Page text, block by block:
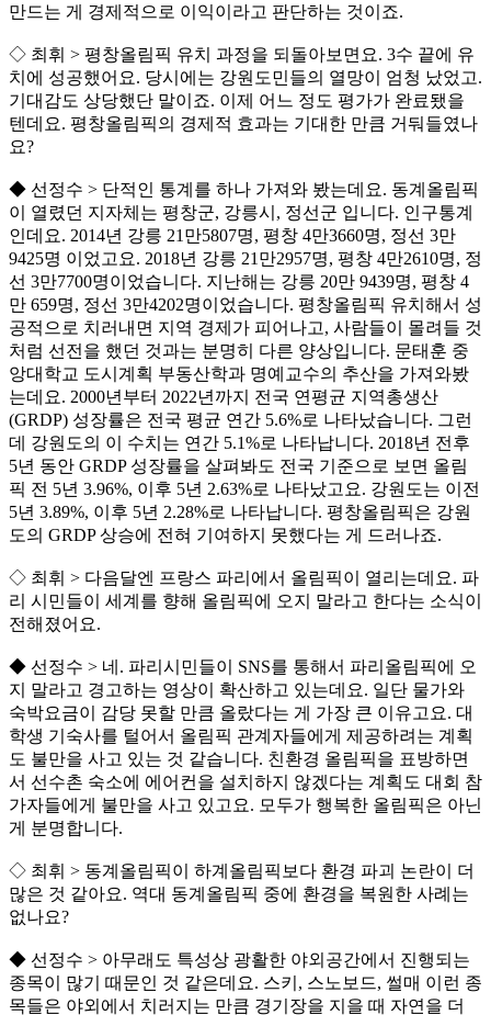
만드는 게 경제적으로 이익이라고 판단하는 것이죠.
◇ 최휘 > 평창올림픽 유치 과정을 되돌아보면요. 3수 끝에 유
치에 성공했어요. 당시에는 강원도민들의 열망이 엄청 났었고.
기대감도 상당했단 말이죠. 이제 어느 정도 평가가 완료됐을
텐데요. 평창올림픽의 경제적 효과는 기대한 만큼 거둬들였나
요?
◆ 선정수 > 단적인 통계를 하나 가져와 봤는데요. 동계올림픽
이 열렸던 지자체는 평창군, 강릉시, 정선군 입니다. 인구통계
인데요. 2014년 강릉 21만5807명, 평창 4만3660명, 정선 3만
9425명 이었고요. 2018년 강릉 21만2957명, 평창 4만2610명, 정
선 3만7700명이었습니다. 지난해는 강릉 20만 9439명, 평창 4
만 659명, 정선 3만4202명이었습니다. 평창올림픽 유치해서 성
공적으로 치러내면 지역 경제가 피어나고, 사람들이 몰려들 것
처럼 선전을 했던 것과는 분명히 다른 양상입니다. 문태훈 중
앙대학교 도시계획 부동산학과 명예교수의 추산을 가져와봤
는데요. 2000년부터 2022년까지 전국 연평균 지역총생산
(GRDP) 성장률은 전국 평균 연간 5.6%로 나타났습니다. 그런
데 강원도의 이 수치는 연간 5.1%로 나타납니다. 2018년 전후
5년 동안 GRDP 성장률을 살펴봐도 전국 기준으로 보면 올림
픽 전 5년 3.96%, 이후 5년 2.63%로 나타났고요. 강원도는 이전
5년 3.89%, 이후 5년 2.28%로 나타납니다. 평창올림픽은 강원
도의 GRDP 상승에 전혀 기여하지 못했다는 게 드러나죠.
◇ 최휘 > 다음달엔 프랑스 파리에서 올림픽이 열리는데요. 파
리 시민들이 세계를 향해 올림픽에 오지 말라고 한다는 소식이
전해졌어요.
◆ 선정수 > 네. 파리시민들이 SNS를 통해서 파리올림픽에 오
지 말라고 경고하는 영상이 확산하고 있는데요. 일단 물가와
숙박요금이 감당 못할 만큼 올랐다는 게 가장 큰 이유고요. 대
학생 기숙사를 털어서 올림픽 관계자들에게 제공하려는 계획
도 불만을 사고 있는 것 같습니다. 친환경 올림픽을 표방하면
서 선수촌 숙소에 에어컨을 설치하지 않겠다는 계획도 대회 참
가자들에게 불만을 사고 있고요. 모두가 행복한 올림픽은 아닌
게 분명합니다.
◇ 최휘 > 동계올림픽이 하계올림픽보다 환경 파괴 논란이 더
많은 것 같아요. 역대 동계올림픽 중에 환경을 복원한 사례는
없나요?
◆ 선정수 > 아무래도 특성상 광활한 야외공간에서 진행되는
종목이 많기 때문인 것 같은데요. 스키, 스노보드, 썰매 이런 종
목들은 야외에서 치러지는 만큼 경기장을 지을 때 자연을 더